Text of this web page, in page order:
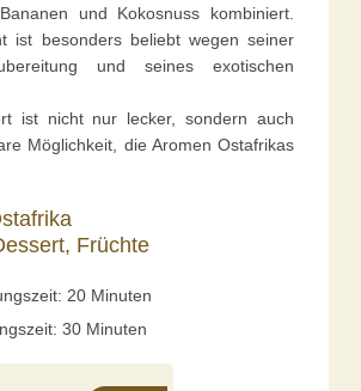
und Kokosnuss kombiniert.
ist besonders beliebt wegen seiner
und seines exotischen
ist nicht nur lecker, sondern auch
Möglichkeit, die Aromen Ostafrikas
Früchte
20 Minuten
30 Minuten